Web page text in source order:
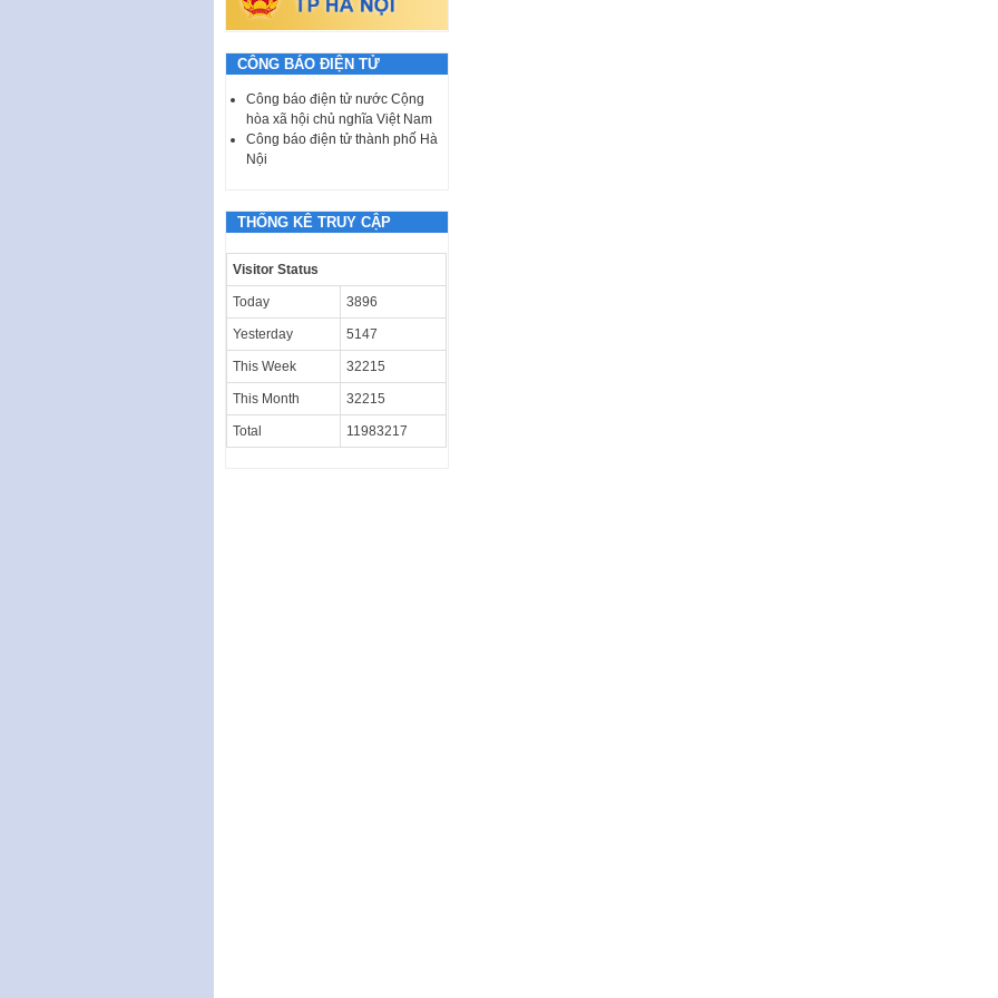
CÔNG BÁO ĐIỆN TỬ
Công báo điện tử nước Cộng
hòa xã hội chủ nghĩa Việt Nam
Công báo điện tử thành phố Hà
Nội
THỐNG KÊ TRUY CẬP
Visitor Status
Today 3896
Yesterday 5147
This Week 32215
This Month 32215
Total 11983217